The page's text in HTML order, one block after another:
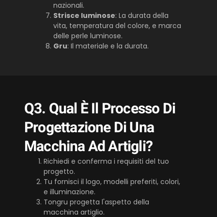
nazionali.
Strisce luminose: La durata della
vita, temperatura del colore, e marca
delle perle luminose.
Gru: Il materiale e la durata.
Q3. Qual È Il Processo Di
Progettazione Di Una
Macchina Ad Artigli?
Richiedi e conferma i requisiti del tuo
progetto.
Tu fornisci il logo, modelli preferiti, colori,
e illuminazione.
Tongru progetta l'aspetto della
macchina artiglio.